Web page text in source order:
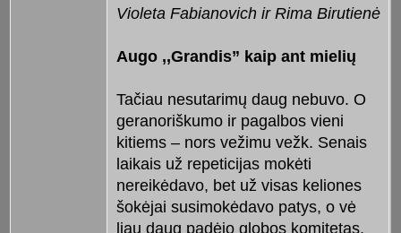
Violeta Fabianovich ir Rima Birutienė
Augo ,,Grandis” kaip ant mielių
Tačiau nesutarimų daug nebuvo. O
geranoriškumo ir pagalbos vieni
kitiems – nors vežimu vežk. Senais
laikais už repeticijas mokėti
nereikėdavo, bet už visas keliones
šokėjai susimokėdavo patys, o vė
liau daug padėjo globos komitetas,